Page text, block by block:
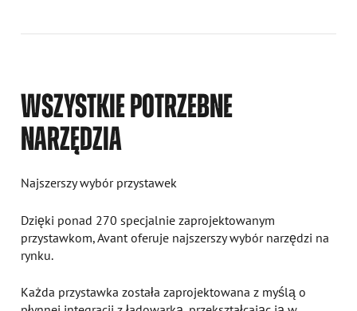
WSZYSTKIE POTRZEBNE
NARZĘDZIA
Najszerszy wybór przystawek
Dzięki ponad 270 specjalnie zaprojektowanym
przystawkom, Avant oferuje najszerszy wybór narzędzi na
rynku.
Każda przystawka została zaprojektowana z myślą o